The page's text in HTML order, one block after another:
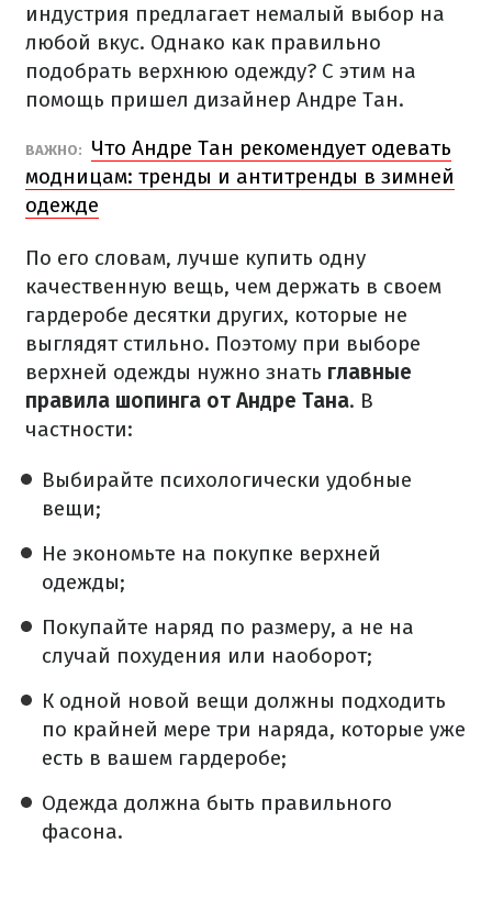
индустрия предлагает немалый выбор на
любой вкус. Однако как правильно
подобрать верхнюю одежду? С этим на
помощь пришел дизайнер Андре Тан.
ВАЖНО:
Что Андре Тан рекомендует одевать
модницам: тренды и антитренды в зимней
одежде
По его словам, лучше купить одну
качественную вещь, чем держать в своем
гардеробе десятки других, которые не
выглядят стильно. Поэтому при выборе
верхней одежды нужно знать главные
правила шопинга от Андре Тана. В
частности:
Выбирайте психологически удобные
вещи;
Не экономьте на покупке верхней
одежды;
Покупайте наряд по размеру, а не на
случай похудения или наоборот;
К одной новой вещи должны подходить
по крайней мере три наряда, которые уже
есть в вашем гардеробе;
Одежда должна быть правильного
фасона.